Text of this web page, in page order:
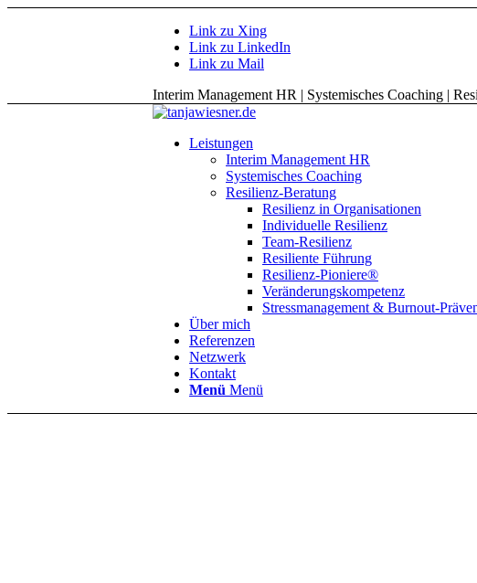
Link zu Xing
Link zu LinkedIn
Link zu Mail
Interim Management HR | Systemisches Coaching |
Leistungen
Interim Management HR
Systemisches Coaching
Resilienz-Beratung
Resilienz in Organisationen
Individuelle Resilienz
Team-Resilienz
Resiliente Führung
Resilienz-Pioniere®
Veränderungskompetenz
Stressmanagement & Burnout-
Über mich
Referenzen
Netzwerk
Kontakt
Menü Menü